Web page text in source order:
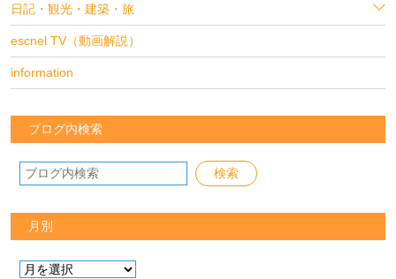
日記・観光・建築・旅
escnel TV（動画解説）
information
ブログ内検索
月別